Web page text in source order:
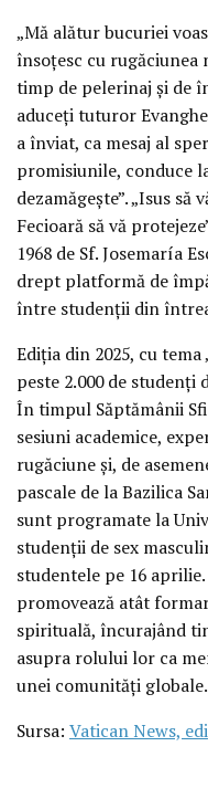
„Mă alătur bucuriei
însoțesc cu rugăciunea
timp de pelerinaj și de
aduceți tuturor
a înviat, ca mesaj al
promisiunile, conduce
dezamăgește”. „Isus
Fecioară să vă
1968 de Sf. Josemaría
drept platformă de
între studenții din
Ediția din 2025, cu
peste 2.000 de studenți
În timpul Săptămânii
sesiuni academice,
rugăciune și, de
pascale de la Bazilica
sunt programate la
studenții de sex
studentele pe 16
promovează atât
spirituală, încurajând
asupra rolului lor ca
unei comunități globale.
Sursa: Vatican News,